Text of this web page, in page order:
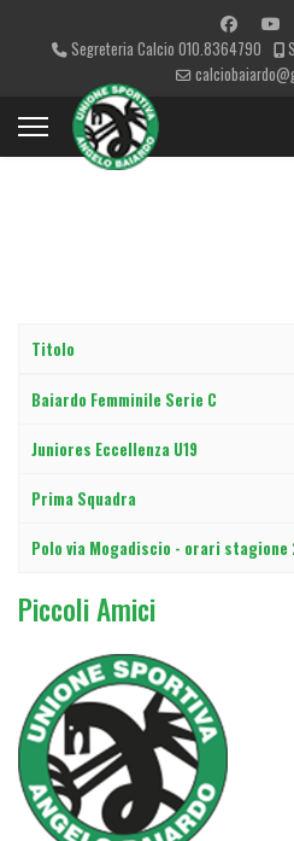
Segreteria Calcio 010.8364790
Titolo
Baiardo Femminile Serie C
Juniores Eccellenza U19
Prima Squadra
Polo via Mogadiscio - orari
Piccoli Amici